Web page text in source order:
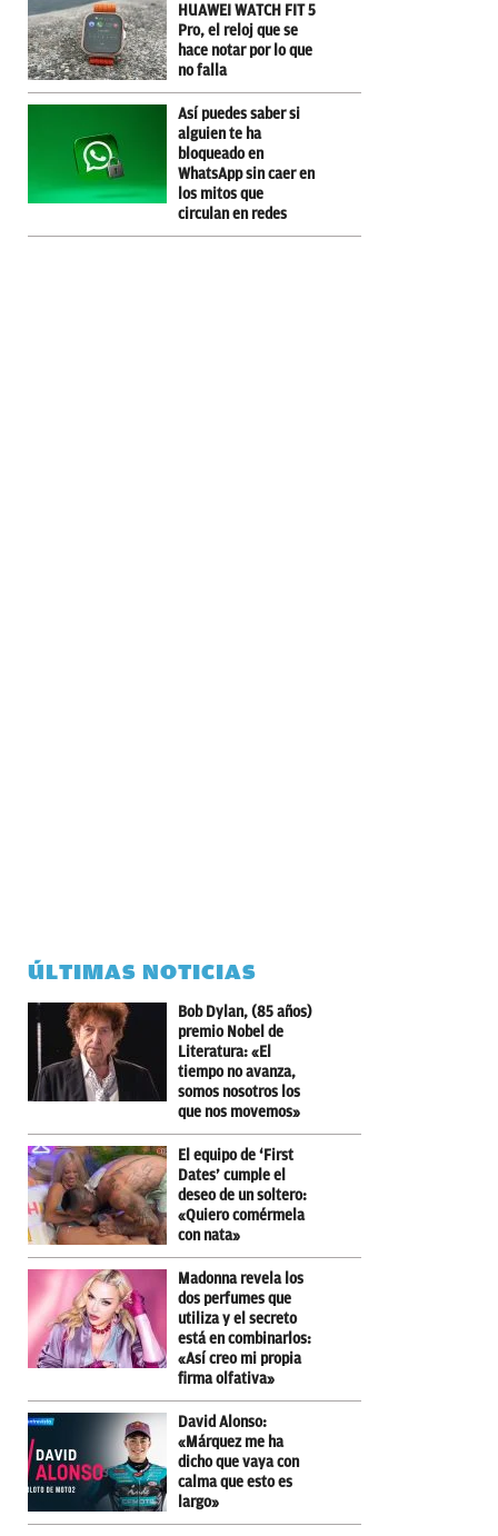
HUAWEI WATCH FIT 5
Pro, el reloj que se
hace notar por lo que
no falla
Así puedes saber si
alguien te ha
bloqueado en
WhatsApp sin caer en
los mitos que
circulan en redes
ÚLTIMAS NOTICIAS
Bob Dylan, (85 años)
premio Nobel de
Literatura: «El
tiempo no avanza,
somos nosotros los
que nos movemos»
El equipo de ‘First
Dates’ cumple el
deseo de un soltero:
«Quiero comérmela
con nata»
Madonna revela los
dos perfumes que
utiliza y el secreto
está en combinarlos:
«Así creo mi propia
firma olfativa»
David Alonso:
«Márquez me ha
dicho que vaya con
calma que esto es
largo»